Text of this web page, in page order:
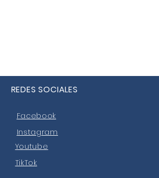
REDES SOCIALES
Facebook
Instagram
Youtube
TikTok